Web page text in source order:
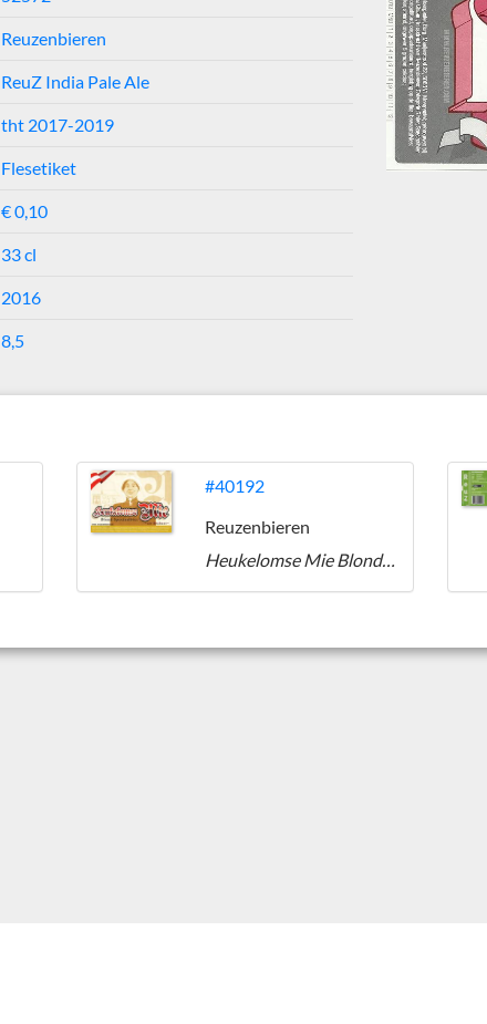
Reuzenbieren
ReuZ India Pale Ale
tht 2017-2019
Flesetiket
€ 0,10
33 cl
2016
8,5
#40192
Reuzenbieren
Heukelomse Mie Blond Specaalbier